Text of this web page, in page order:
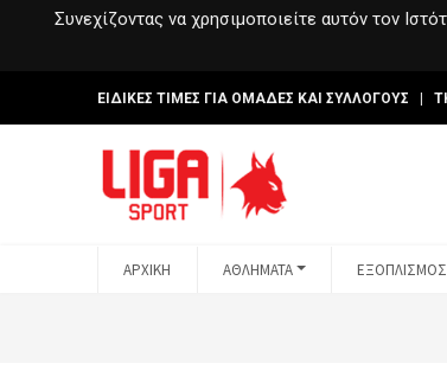
Συνεχίζοντας να χρησιμοποιείτε αυτόν τον
ΕΙΔΙΚΕΣ ΤΙΜΕΣ ΓΙΑ ΟΜΑΔΕΣ ΚΑΙ ΣΥΛΛΟΓΟΥΣ |
ΑΡΧΙΚΗ ΑΘΛΗΜΑΤΑ ΕΞΟΠΛΙΣΜΟΣ